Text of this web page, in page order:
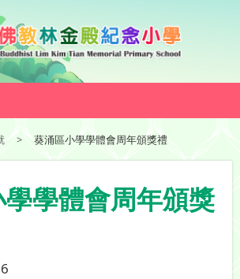
> 葵涌區小學學體會周年頒獎禮
學體會周年頒獎